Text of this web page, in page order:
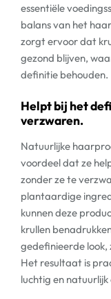
essentiële
balans van het
zorgt ervoor dat
gezond blijven,
definitie behouden.
Helpt bij het
verzwaren.
Natuurlijke
voordeel dat ze
zonder ze te
plantaardige
kunnen deze
krullen
gedefinieerde
Het resultaat is
luchtig en